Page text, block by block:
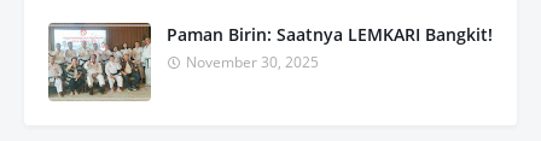
Paman Birin: Saatnya LEMKARI Bangkit!
November 30, 2025